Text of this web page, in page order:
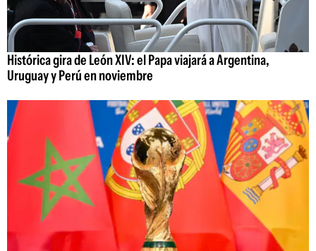
Histórica gira de León XIV: el Papa viajará a Argentina,
Uruguay y Perú en noviembre